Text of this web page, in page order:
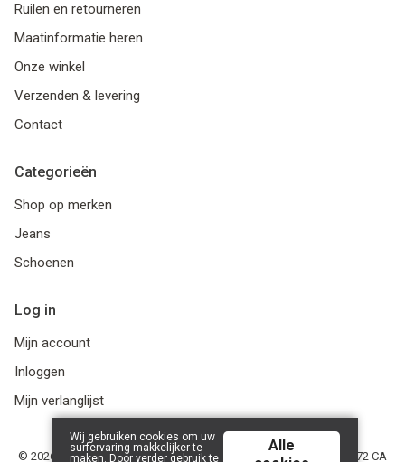
Ruilen en retourneren
Maatinformatie heren
Onze winkel
Verzenden & levering
Contact
Categorieën
Shop op merken
Jeans
Schoenen
Log in
Mijn account
Inloggen
Mijn verlanglijst
© 2026 Martin Menswear - NL8065.38.284.B.01 - Oosteinde 11, 7772 CA
Wij gebruiken cookies om uw
surfervaring makkelijker te
maken. Door verder gebruik te
Alle